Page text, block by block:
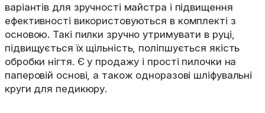
варіантів для зручності майстра і підвищення
ефективності використовуються в комплекті з
основою. Такі пилки зручно утримувати в руці,
підвищується їх щільність, поліпшується якість
обробки нігтя. Є у продажу і прості пилочки на
паперовій основі, а також одноразові шліфувальні
круги для педикюру.